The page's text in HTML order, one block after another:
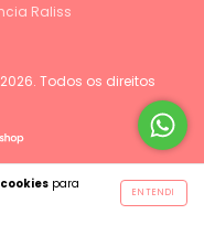
para
ENTENDI
Raliss
Todos os direitos